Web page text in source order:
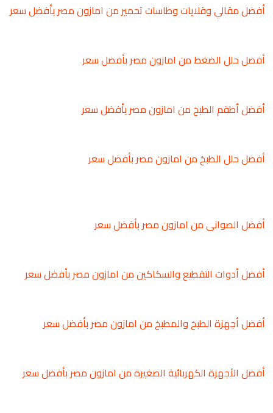
أفضل مقالي وقلايات وطاسات تحمير من امازون مصر بأفضل سعر
أفضل حلل الضغط من امازون مصر بأفضل سعر
أفضل أطقم الطبخ من امازون مصر بأفضل سعر
أفضل حلل الطبخ من امازون مصر بأفضل سعر
أفضل الصوانى من امازون مصر بأفضل سعر
أفضل أدوات التقطيع والسكاكين من امازون مصر بأفضل سعر
أفضل أجهزة الطبخ والمطبخ من امازون مصر بأفضل سعر
أفضل الأجهزة الكهربائية الصغيرة من امازون مصر بأفضل سعر